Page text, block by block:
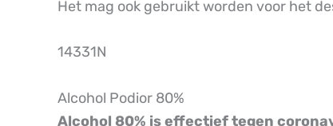
Het mag ook gebruikt worden voor het
14331N
Alcohol Podior 80%
Alcohol 80% is effectief tegen